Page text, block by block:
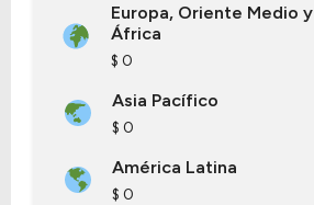
Europa, Oriente Medio y
África
$ 0
Asia Pacífico
$ 0
América Latina
$ 0